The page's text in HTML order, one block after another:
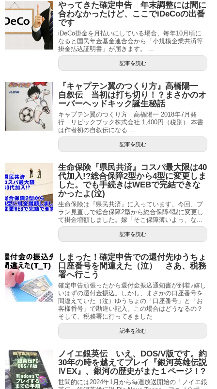
やってきた確定申告 年末調整には間に
合わなかったけど、ここでiDeCoの出番
です
iDeCo掛金を月払いにしている場合、毎年10月頃に
なると国民年金基金連合会から「小規模企業共済等
掛金払込証明書」が届きます。 ...
記事を読む
『キャプテン翼のつくり方』高橋陽一
自叙伝 当初は打ち切り！？まさかのオ
ーバーヘッドキック誕生秘話
キャプテン翼のつくり方 高橋陽一 2018年7月発
行 リピックブック株式会社 1,400円（税別） 本書
は作者初の自叙伝になる ...
記事を読む
生命保険『県民共済』コスパ最大限は40
代加入!?総合保障2型から4型に変更しま
した。でも手続きはWEBで完結できな
かったよ(泣)
生命保険は『県民共済』に入っています。今回、プ
ラン見直しで総合保障2型から総合保障4型に変更し
て掛金増額しました。嫁「そこ保障薄いよっ、な...
記事を読む
しまった！確定申告での還付先ゆうちょ
口座番号を間違えた（泣） さあ、税務
署へ行こう
確定申告頑張ったから還付金振込通知書が到着♪嬉し
いはずの還付金振込。しかし、まさかの口座番号を
間違えていた（泣）ゆうちょの「口座番号」と「お
客様番号」で勘違い記入。この場合はどうなるの？
そして、税務署に行ってきました
記事を読む
ノイエ銀英伝 いえ、DOS/V版です。約
30年の時を越えてプレイ『銀河英雄伝説
ⅣEX』、銀河の歴史がまた１ページ！?
世間的には2024年1月から毎週放送開始の「ノイエ銀